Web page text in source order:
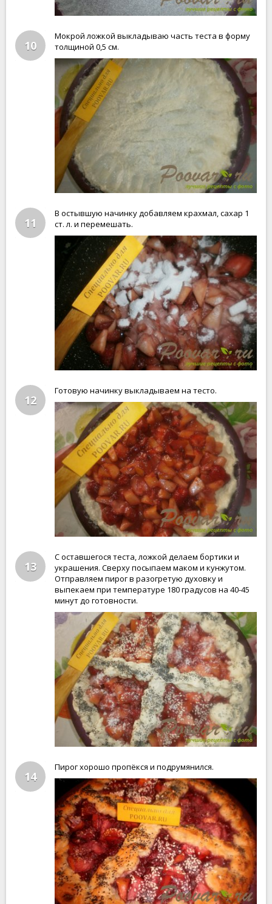
10
Мокрой ложкой выкладываю часть теста в форму
толщиной 0,5 см.
11
В остывшую начинку добавляем крахмал, сахар 1
ст. л. и перемешать.
12
Готовую начинку выкладываем на тесто.
13
С оставшегося теста, ложкой делаем бортики и
украшения. Сверху посыпаем маком и кунжутом.
Отправляем пирог в разогретую духовку и
выпекаем при температуре 180 градусов на 40-45
минут до готовности.
14
Пирог хорошо пропёкся и подрумянился.